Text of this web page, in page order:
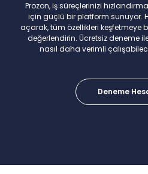
Prozon, iş süreçlerinizi
için güçlü bir platform sunuyor.
açarak, tüm özellikleri keşfetmeye
değerlendirin. Ücretsiz deneme
nasıl daha verimli
Deneme